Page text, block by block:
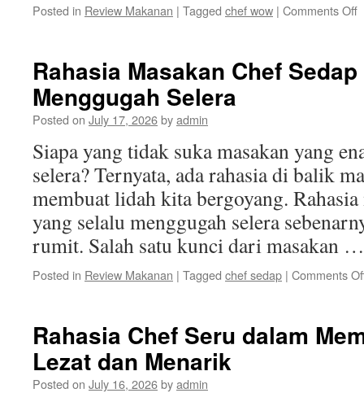
Posted in Review Makanan | Tagged chef wow | Comments Off
Rahasia Masakan Chef
Menggugah Selera
Posted on July 17, 2026byadmin
Siapa yang tidak suka masakan yang
selera? Ternyata, ada rahasia di balik
membuat lidah kita bergoyang. Rahasia
yang selalu menggugah selera
rumit. Salah satu kunci dari masakan
Posted in Review Makanan | Tagged chef sedap | Comments
Rahasia Chef Seru dalam
Lezat dan Menarik
Posted on July 16, 2026byadmin